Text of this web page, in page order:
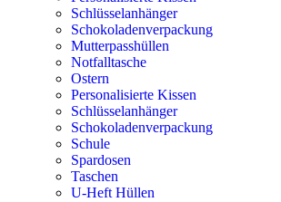
Schlüsselanhänger
Schokoladenverpackung
Mutterpasshüllen
Notfalltasche
Ostern
Personalisierte Kissen
Schlüsselanhänger
Schokoladenverpackung
Schule
Spardosen
Taschen
U-Heft Hüllen